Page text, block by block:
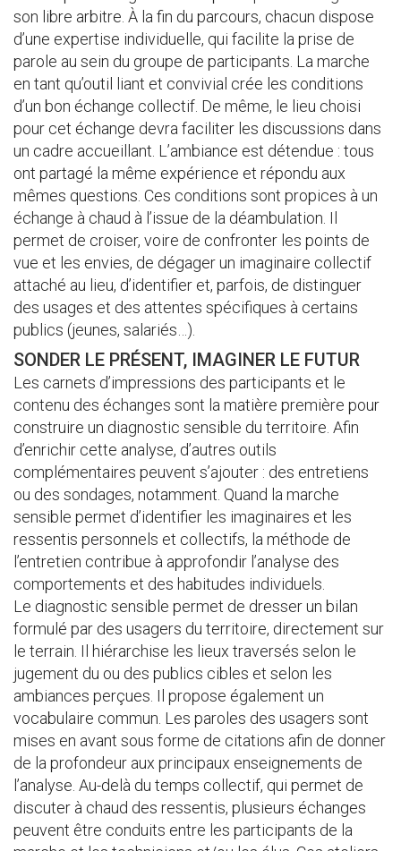
son libre arbitre. À la fin du parcours, chacun dispose
d’une expertise individuelle, qui facilite la prise de
parole au sein du groupe de participants. La marche
en tant qu’outil liant et convivial crée les conditions
d’un bon échange collectif. De même, le lieu choisi
pour cet échange devra faciliter les discussions dans
un cadre accueillant. L’ambiance est détendue : tous
ont partagé la même expérience et répondu aux
mêmes questions. Ces conditions sont propices à un
échange à chaud à l’issue de la déambulation. Il
permet de croiser, voire de confronter les points de
vue et les envies, de dégager un imaginaire collectif
attaché au lieu, d’identifier et, parfois, de distinguer
des usages et des attentes spécifiques à certains
publics (jeunes, salariés…).
SONDER LE PRÉSENT, IMAGINER LE FUTUR
Les carnets d’impressions des participants et le
contenu des échanges sont la matière première pour
construire un diagnostic sensible du territoire. Afin
d’enrichir cette analyse, d’autres outils
complémentaires peuvent s’ajouter : des entretiens
ou des sondages, notamment. Quand la marche
sensible permet d’identifier les imaginaires et les
ressentis personnels et collectifs, la méthode de
l’entretien contribue à approfondir l’analyse des
comportements et des habitudes individuels.
Le diagnostic sensible permet de dresser un bilan
formulé par des usagers du territoire, directement sur
le terrain. Il hiérarchise les lieux traversés selon le
jugement du ou des publics cibles et selon les
ambiances perçues. Il propose également un
vocabulaire commun. Les paroles des usagers sont
mises en avant sous forme de citations afin de donner
de la profondeur aux principaux enseignements de
l’analyse. Au-delà du temps collectif, qui permet de
discuter à chaud des ressentis, plusieurs échanges
peuvent être conduits entre les participants de la